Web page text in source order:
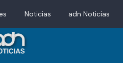
Noticias adn Noticias